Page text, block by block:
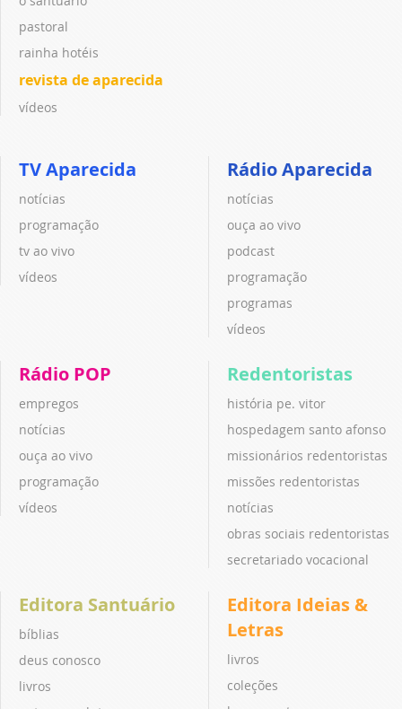
pastoral
rainha hotéis
revista de aparecida
vídeos
TV Aparecida
notícias
programação
tv ao vivo
vídeos
Rádio Aparecida
notícias
ouça ao vivo
podcast
programação
programas
vídeos
Rádio POP
empregos
notícias
ouça ao vivo
programação
vídeos
Redentoristas
história pe. vitor
hospedagem santo afonso
missionários redentoristas
missões redentoristas
notícias
obras sociais redentoristas
secretariado vocacional
Editora Santuário
bíblias
deus conosco
livros
Editora Ideias &
Letras
livros
coleções